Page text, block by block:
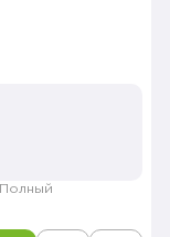
Полный